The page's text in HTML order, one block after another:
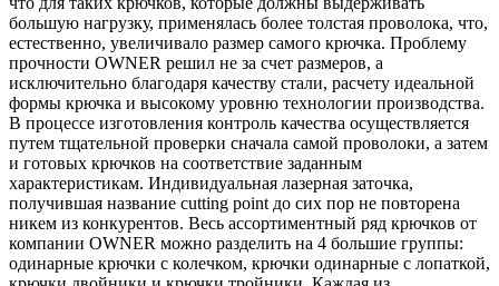
большую нагрузку, применялась более толстая проволока, что,
естественно, увеличивало размер самого крючка. Проблему
прочности OWNER решил не за счет размеров, а
исключительно благодаря качеству стали, расчету идеальной
формы крючка и высокому уровню технологии производства.
В процессе изготовления контроль качества осуществляется
путем тщательной проверки сначала самой проволоки, а затем
и готовых крючков на соответствие заданным
характеристикам. Индивидуальная лазерная заточка,
получившая название cutting point до сих пор не повторена
никем из конкурентов. Весь ассортиментный ряд крючков от
компании OWNER можно разделить на 4 большие группы:
одинарные крючки с колечком, крючки одинарные с лопаткой,